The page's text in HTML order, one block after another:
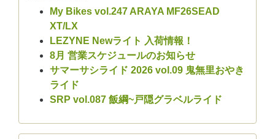
My Bikes vol.247 ARAYA MF26SEAD
XT/LX
LEZYNE Newライト 入荷情報！
8月 営業スケジュールのお知らせ
サマーサシライド 2026 vol.09 鬼無里おやき
ライド
SRP vol.087 飯綱~戸隠グラベルライド